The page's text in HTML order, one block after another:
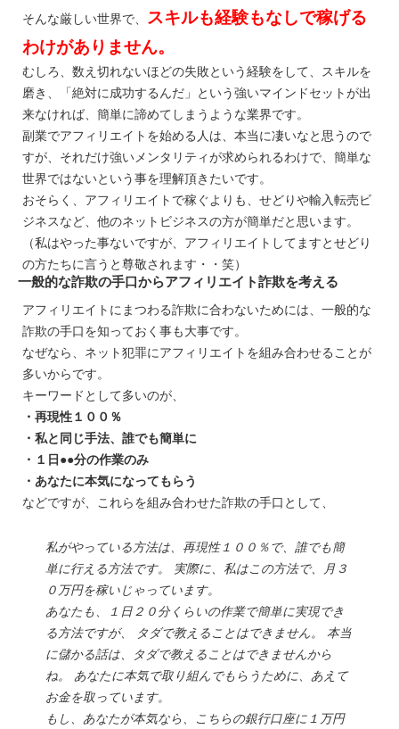
そんな厳しい世界で、
スキルも経験もなしで稼げる
わけがありません。
むしろ、数え切れないほどの失敗という経験をして、スキルを
磨き、「絶対に成功するんだ」という強いマインドセットが出
来なければ、簡単に諦めてしまうような業界です。
副業でアフィリエイトを始める人は、本当に凄いなと思うので
すが、それだけ強いメンタリティが求められるわけで、簡単な
世界ではないという事を理解頂きたいです。
おそらく、アフィリエイトで稼ぐよりも、せどりや輸入転売ビ
ジネスなど、他のネットビジネスの方が簡単だと思います。
（私はやった事ないですが、アフィリエイトしてますとせどり
の方たちに言うと尊敬されます・・笑）
一般的な詐欺の手口からアフィリエイト詐欺を考える
アフィリエイトにまつわる詐欺に合わないためには、一般的な
詐欺の手口を知っておく事も大事です。
なぜなら、ネット犯罪にアフィリエイトを組み合わせることが
多いからです。
キーワードとして多いのが、
・再現性１００％
・私と同じ手法、誰でも簡単に
・１日●●分の作業のみ
・あなたに本気になってもらう
などですが、これらを組み合わせた詐欺の手口として、
私がやっている方法は、再現性１００％で、誰でも簡
単に行える方法です。 実際に、私はこの方法で、月３
０万円を稼いじゃっています。
あなたも、１日２０分くらいの作業で簡単に実現でき
る方法ですが、 タダで教えることはできません。 本当
に儲かる話は、タダで教えることはできませんから
ね。 あなたに本気で取り組んでもらうために、あえて
お金を取っています。
もし、あなたが本気なら、こちらの銀行口座に１万円